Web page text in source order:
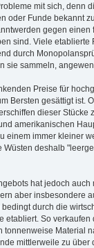
mit sich, denn
oder Funde bekannt
gegen einen
sind. Viele etablierte
durch
sie sammeln,
Preise für
Bersten gesättigt ist.
dieser Stücke
amerikanischen
einem immer kleiner
deshalb
hat jedoch auch
aber insbesondere
durch die
etabliert. So verkaufen
tonnenweise Material
mittlerweile zu über